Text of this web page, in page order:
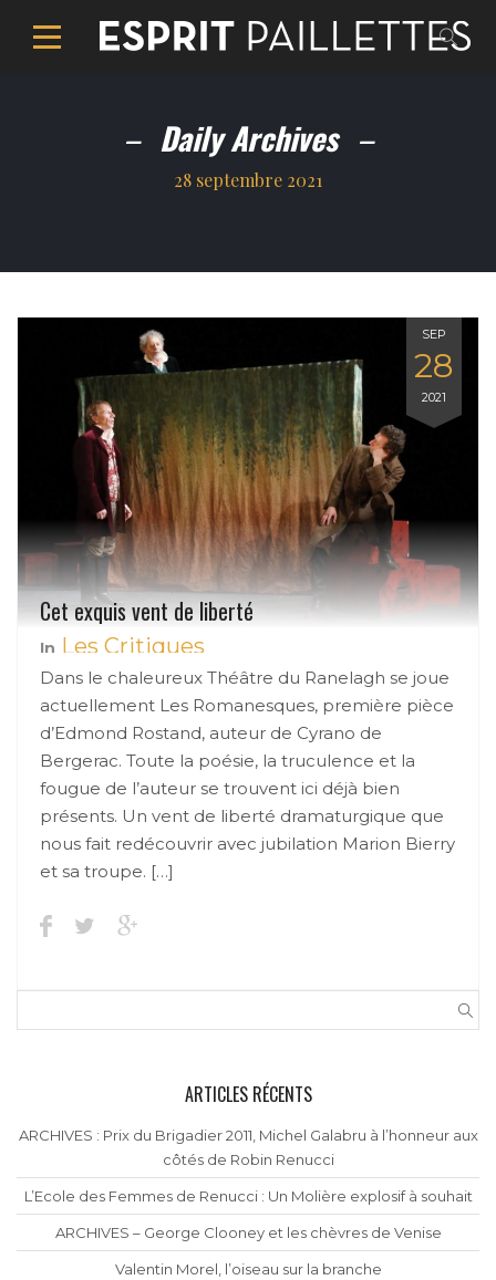
Daily Archives
28 septembre 2021
SEP
28
2021
Cet exquis vent de liberté
In Les Critiques
Dans le chaleureux Théâtre du Ranelagh se joue
actuellement Les Romanesques, première pièce
d’Edmond Rostand, auteur de Cyrano de
Bergerac. Toute la poésie, la truculence et la
fougue de l’auteur se trouvent ici déjà bien
présents. Un vent de liberté dramaturgique que
nous fait redécouvrir avec jubilation Marion Bierry
et sa troupe. […]
ARTICLES RÉCENTS
ARCHIVES : Prix du Brigadier 2011, Michel Galabru à l’honneur aux
côtés de Robin Renucci
L’Ecole des Femmes de Renucci : Un Molière explosif à souhait
ARCHIVES – George Clooney et les chèvres de Venise
Valentin Morel, l’oiseau sur la branche